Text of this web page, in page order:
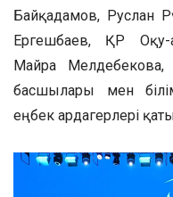
Байқадамов, Руслан
Ергешбаев, ҚР Оқу-
Майра Мелдебекова,
басшылары мен
еңбек ардагерлері